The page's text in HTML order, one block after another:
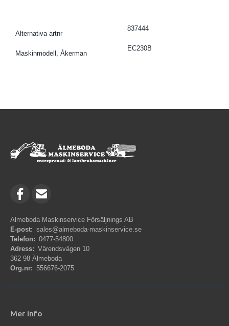
Alternativa artnr
837444
Maskinmodell, Åkerman
EC230B
Älmeboda Maskinservice Försäljnings AB
E-post: sales@almeboda-maskinservice.se
Telefon: 0477-54800
Adress: Värendsvägen 10
362 98 Älmeboda
Org.nr: 556676-2075
Mer info